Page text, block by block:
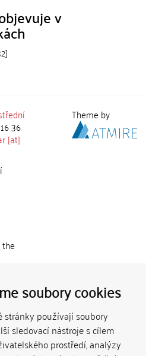
soubory cookies
stránky používají soubory
sledovací nástroje s cílem
prostředí, analýzy
v
36
[at]
k
not
Theme by